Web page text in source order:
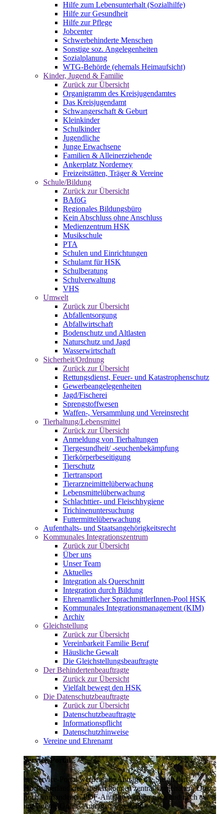
Hilfe zum Lebensunterhalt (Sozialhilfe)
Hilfe zur Gesundheit
Hilfe zur Pflege
Jobcenter
Schwerbehinderte Menschen
Sonstige soz. Angelegenheiten
Sozialplanung
WTG-Behörde (ehemals Heimaufsicht)
Kinder, Jugend & Familie
Zurück zur Übersicht
Organigramm des Kreisjugendamtes
Das Kreisjugendamt
Schwangerschaft & Geburt
Kleinkinder
Schulkinder
Jugendliche
Junge Erwachsene
Familien & Alleinerziehende
Ankerplatz Norderney
Freizeitstätten, Träger & Vereine
Schule/Bildung
Zurück zur Übersicht
BAföG
Regionales Bildungsbüro
Kein Abschluss ohne Anschluss
Medienzentrum HSK
Musikschule
PTA
Schulen und Einrichtungen
Schulamt für HSK
Schulberatung
Schulverwaltung
VHS
Umwelt
Zurück zur Übersicht
Abfallentsorgung
Abfallwirtschaft
Bodenschutz und Altlasten
Naturschutz und Jagd
Wasserwirtschaft
Sicherheit/Ordnung
Zurück zur Übersicht
Rettungsdienst, Feuer- und Katastrophenschutz
Gewerbeangelegenheiten
Jagd/Fischerei
Sprengstoffwesen
Waffen-, Versammlung und Vereinsrecht
Tierhaltung/Lebensmittel
Zurück zur Übersicht
Anmeldung von Tierhaltungen
Tiergesundheit/ -seuchenbekämpfung
Tierkörperbeseitigung
Tierschutz
Tiertransport
Tierarzneimittelüberwachung
Lebensmittelüberwachung
Schlachttier- und Fleischhygiene
Trichinenuntersuchung
Futtermittelüberwachung
Aufenthalts- und Staatsangehörigkeitsrecht
Kommunales Integrationszentrum
Zurück zur Übersicht
Über uns
Unser Team
Aktuelles
Integration als Querschnitt
Integration durch Bildung
Ehrenamtlicher SprachmittlerInnen-Pool HSK
Kommunales Integrationsmanagement (KIM)
Archiv
Gleichstellung
Zurück zur Übersicht
Vereinbarkeit Familie Beruf
Häusliche Gewalt
Die Gleichstellungsbeauftragte
Der Behindertenbeauftragte
Zurück zur Übersicht
Vielfalt bewegt den HSK
Die Datenschutzbeauftragte
Zurück zur Übersicht
Datenschutzbeauftragte
Informationspflicht
Datenschutzhinweise
Vereine und Ehrenamt
Service-Portal
Im Service-Portal werden alle Anträge die Sie an den
Hochsauerlandkreis stellen können zentral vorgehalten. Die
noch vorhandenen PDF-Anträge werden nach und nach auf
intelligente Online-Anträge umgestellt.